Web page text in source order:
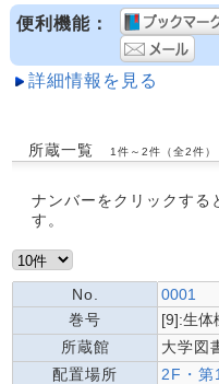
便利機能：
詳細情報を見る
所蔵一覧 1件～2件（全2件）
ナンバーをクリックする
す。
No.
0001
巻号
[9]:生体
所蔵館
大学図
配置場所
2F・第